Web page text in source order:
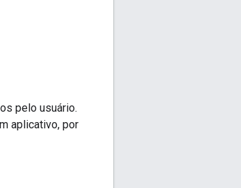
pelo usuário.
aplicativo, por